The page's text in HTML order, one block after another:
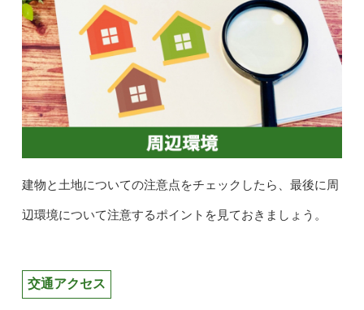
建物と土地についての注意点をチェックしたら、最後に周
辺環境について注意するポイントを見ておきましょう。
交通アクセス